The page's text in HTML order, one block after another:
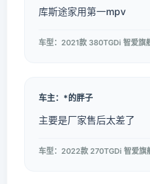
库斯途家用第一mpv
车型：2021款 380TGDi 智爱旗
车主：*的胖子
主要是厂家售后太差了
车型：2022款 270TGDi 智爱旗